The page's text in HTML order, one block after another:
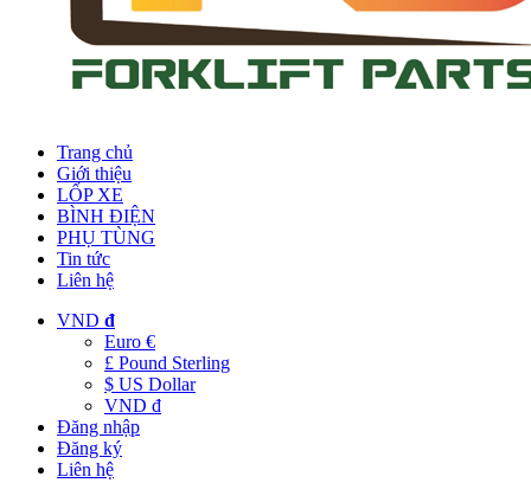
Trang chủ
Giới thiệu
LỐP XE
BÌNH ĐIỆN
PHỤ TÙNG
Tin tức
Liên hệ
VND đ
Euro €
£ Pound Sterling
$ US Dollar
VND đ
Đăng nhập
Đăng ký
Liên hệ